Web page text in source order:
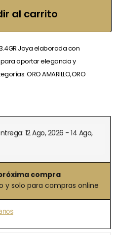
al carrito
3.4GR Joya elaborada con
aportar elegancia y
ORO AMARILLO,ORO
12 Ago, 2026 - 14 Ago,
compra
y solo para compras online